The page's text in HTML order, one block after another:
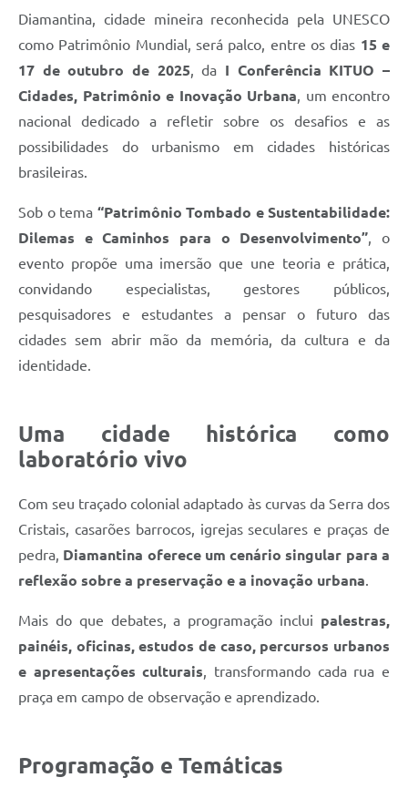
Diamantina, cidade mineira reconhecida pela UNESCO
como Patrimônio Mundial, será palco, entre os dias 15 e
17 de outubro de 2025, da I Conferência KITUO –
Cidades, Patrimônio e Inovação Urbana, um encontro
nacional dedicado a refletir sobre os desafios e as
possibilidades do urbanismo em cidades históricas
brasileiras.
Sob o tema “Patrimônio Tombado e Sustentabilidade:
Dilemas e Caminhos para o Desenvolvimento”, o
evento propõe uma imersão que une teoria e prática,
convidando especialistas, gestores públicos,
pesquisadores e estudantes a pensar o futuro das
cidades sem abrir mão da memória, da cultura e da
identidade.
Uma cidade histórica como
laboratório vivo
Com seu traçado colonial adaptado às curvas da Serra dos
Cristais, casarões barrocos, igrejas seculares e praças de
pedra, Diamantina oferece um cenário singular para a
reflexão sobre a preservação e a inovação urbana.
Mais do que debates, a programação inclui palestras,
painéis, oficinas, estudos de caso, percursos urbanos
e apresentações culturais, transformando cada rua e
praça em campo de observação e aprendizado.
Programação e Temáticas